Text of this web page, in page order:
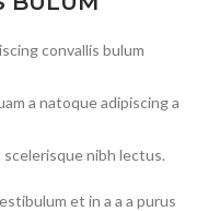
convallis bulum
a natoque adipiscing a
nibh lectus.
et in a a a purus